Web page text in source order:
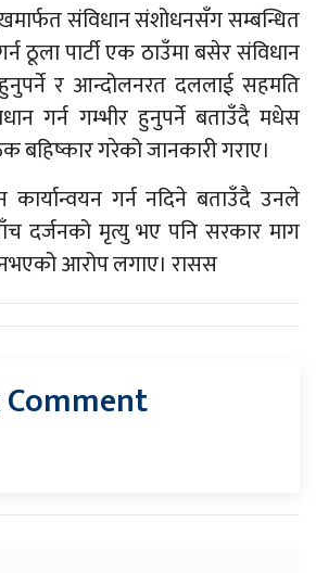
संविधान संशोधनसँग सम्बन्धित
ठूला पार्टी एक ठाउँमा बसेर संविधान
र आन्दोलनरत दललाई सहमति
गर्न गम्भीर हुनुपर्ने बताउँदै मधेस
गरेको जानकारी गराए।
कार्यान्वयन गर्न नदिने बताउँदै उनले
दर्जनको मृत्यु भए पनि सरकार माग
आरोप लगाए। रासस
Comment